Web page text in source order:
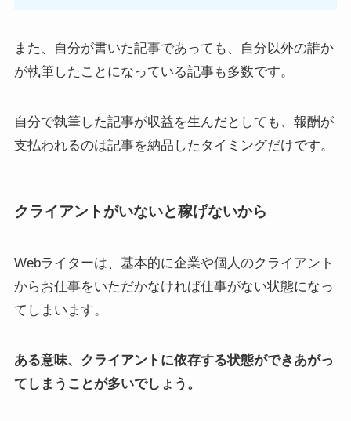
また、自分が書いた記事であっても、自分以外の誰か
が執筆したことになっている記事も多数です。
自分で執筆した記事が収益を生んだとしても、報酬が
支払われるのは記事を納品したタイミングだけです。
クライアントがいないと稼げないから
Webライターは、基本的に企業や個人のクライアント
からお仕事をいただかなければ仕事がない状態になっ
てしまいます。
ある意味、クライアントに依存する状態ができあがっ
てしまうことが多いでしょう。